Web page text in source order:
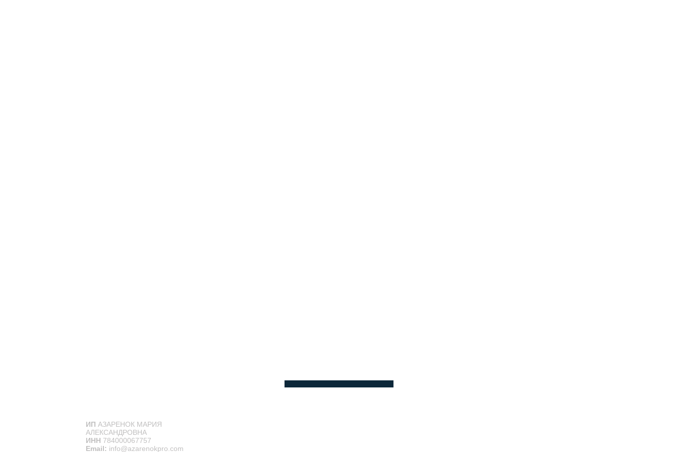
ИП АЗАРЕНОК МАРИЯ
АЛЕКСАНДРОВНА
ИНН 784000067757
Email: info@azarenokpro.com